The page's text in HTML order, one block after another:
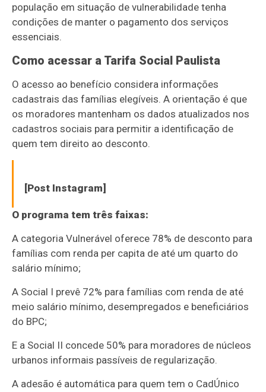
população em situação de vulnerabilidade tenha
condições de manter o pagamento dos serviços
essenciais.
Como acessar a Tarifa Social Paulista
O acesso ao benefício considera informações
cadastrais das famílias elegíveis. A orientação é que
os moradores mantenham os dados atualizados nos
cadastros sociais para permitir a identificação de
quem tem direito ao desconto.
[Post Instagram]
O programa tem três faixas:
A categoria Vulnerável oferece 78% de desconto para
famílias com renda per capita de até um quarto do
salário mínimo;
A Social I prevê 72% para famílias com renda de até
meio salário mínimo, desempregados e beneficiários
do BPC;
E a Social II concede 50% para moradores de núcleos
urbanos informais passíveis de regularização.
A adesão é automática para quem tem o CadÚnico